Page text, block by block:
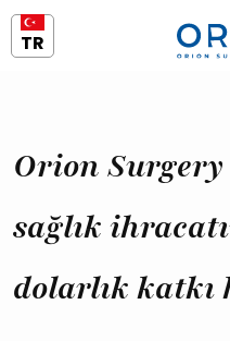
TR
Orion Surgery
sağlık
dolarlık katkı